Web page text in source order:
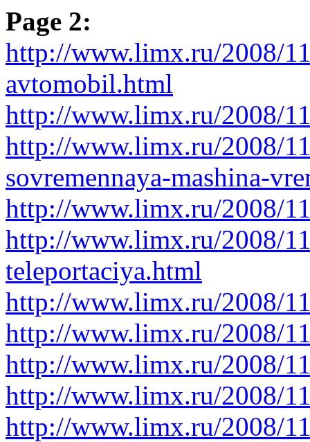
Page 2:
http://www.limx.ru/2008/
avtomobil.html
http://www.limx.ru/2008/
http://www.limx.ru/2008/
sovremennaya-mashina-
http://www.limx.ru/2008/
http://www.limx.ru/2008/
teleportaciya.html
http://www.limx.ru/2008/
http://www.limx.ru/2008/
http://www.limx.ru/2008/
http://www.limx.ru/2008/
http://www.limx.ru/2008/